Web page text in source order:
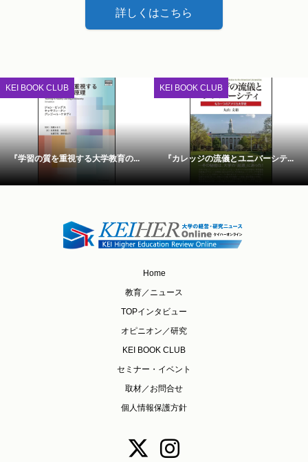
詳しくはこちら
KEI BOOK CLUB
『学習の質を重視する大学教育の...
KEI BOOK CLUB
『カレッジの流儀とユニバーシテ...
Home
教育／ニュース
TOPインタビュー
オピニオン／研究
KEI BOOK CLUB
セミナー・イベント
取材／お問合せ
個人情報保護方針